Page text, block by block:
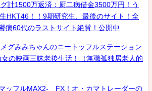
計1500万返済：厨二病借金3500万円！う
HKT46！！9期研究生、最後のサイト！全
病60代のラストサイト絶賛！公開中
グみみちゃんのニートッフルステーション
の映画三昧老後生活！（無職孤独居老人的
ッフルMAX2- FX！オ・カマトレーダーの